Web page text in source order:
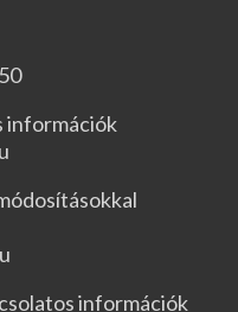
információk
információk